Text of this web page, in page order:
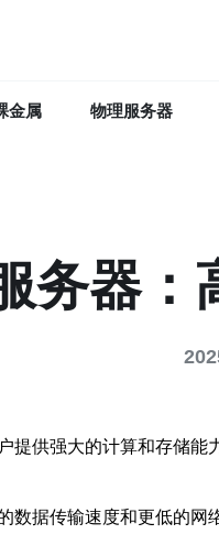
金属 物理服务器
务器：
供强大的计算和存储
据传输速度和更低的